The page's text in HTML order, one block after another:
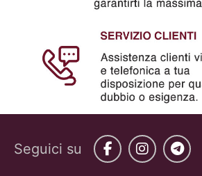
Seguici su Facebook